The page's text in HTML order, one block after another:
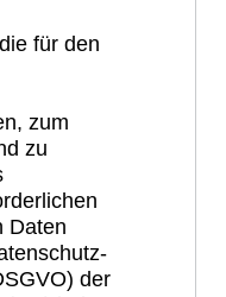
für den
zum
zu
Daten
der